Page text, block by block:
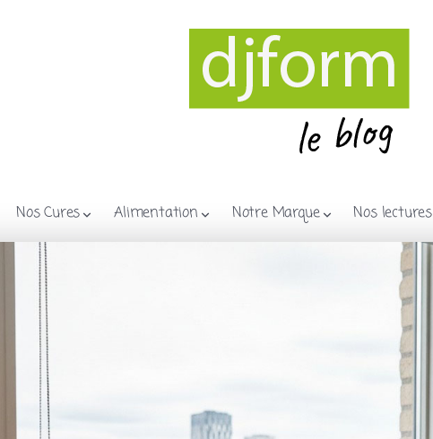
Nos Cures Alimentation Notre Marque Nos lectures